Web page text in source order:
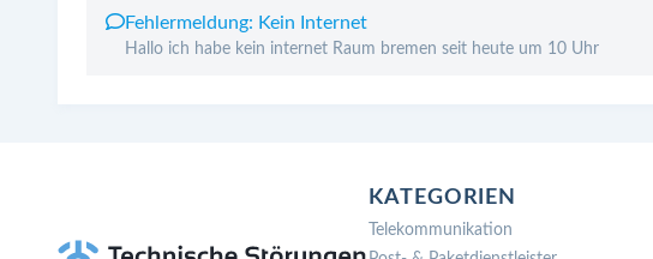
Fehlermeldung: Kein Internet
Hallo ich habe kein internet Raum bremen seit heute um 10 Uhr
KATEGORIEN
Telekommunikation